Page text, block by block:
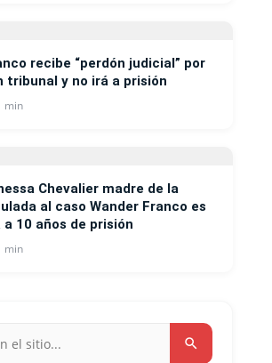
recibe “perdón judicial” por
tribunal y no irá a prisión
min
Chevalier madre de la
al caso Wander Franco es
a 10 años de prisión
min